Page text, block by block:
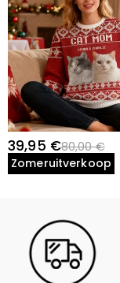
39,95 €80,00 €
Zomeruitverkoop